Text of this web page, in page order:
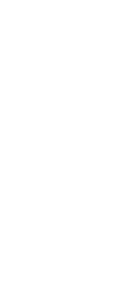
سنيه
رفاهية
حتى
نذكر